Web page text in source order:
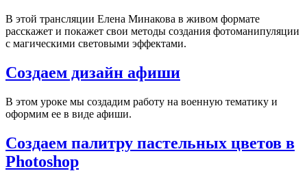
В этой трансляции Елена Минакова в живом формате
расскажет и покажет свои методы создания фотоманипуляции
с магическими световыми эффектами.
Создаем дизайн афиши
В этом уроке мы создадим работу на военную тематику и
оформим ее в виде афиши.
Создаем палитру пастельных цветов в
Photoshop